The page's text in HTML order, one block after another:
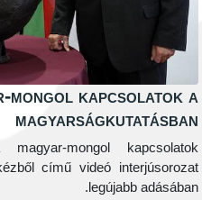
mongol
a magyar-mongol
kézből című videó
legújabb